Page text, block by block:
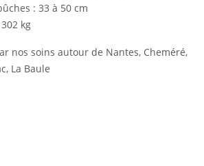
: 33 à 50 cm
kg
nos soins autour de Nantes, Cheméré,
La Baule